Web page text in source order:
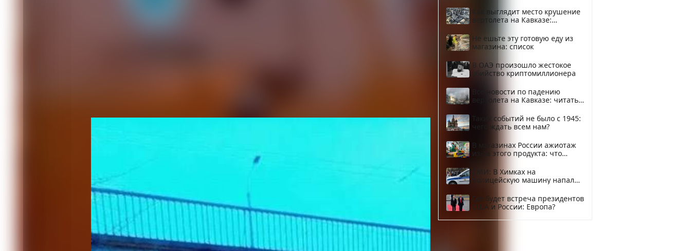
Как выглядит место крушение
вертолета на Кавказе:
Не ешьте эту готовую еду из
магазина: список
В ОАЭ произошло жестокое
убийство криптомиллионера
Все новости по падению
вертолета на Кавказе: читать
Таких событий не было с 1945:
чего ждать всем нам?
В магазинах России ажиотаж
из-за этого продукта: что
СМИ: В Химках на
полицейскую машину напали
Где будет встреча президентов
США и России: Европа?